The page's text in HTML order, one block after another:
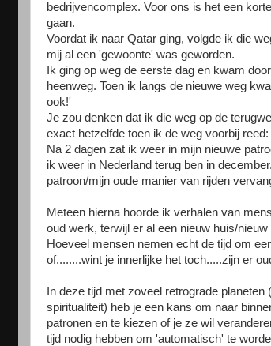
bedrijvencomplex. Voor ons is het een
gaan.
Voordat ik naar Qatar ging, volgde ik die
mij al een 'gewoonte' was geworden.
Ik ging op weg de eerste dag en kwam
heenweg. Toen ik langs de nieuwe weg
ook!'
Je zou denken dat ik die weg op de
exact hetzelfde toen ik de weg voorbij
Na 2 dagen zat ik weer in mijn nieuwe
ik weer in Nederland terug ben in
patroon/mijn oude manier van rijden
Meteen hierna hoorde ik verhalen van
oud werk, terwijl er al een nieuw huis/
Hoeveel mensen nemen echt de tijd om
of........wint je innerlijke het toch.....zijn er
In deze tijd met zoveel retrograde
spiritualiteit) heb je een kans om naar
patronen en te kiezen of je ze wil
tijd nodig hebben om 'automatisch' te